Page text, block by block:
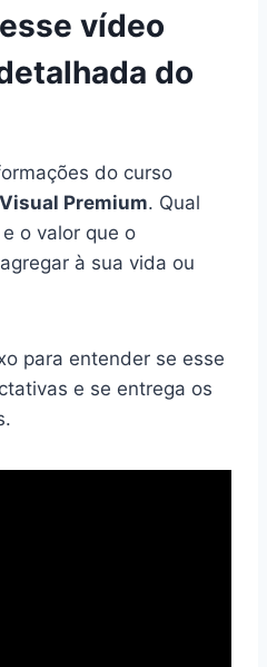
vídeo
do
do curso
Premium. Qual
o valor que o
à sua vida ou
para entender se esse
e se entrega os